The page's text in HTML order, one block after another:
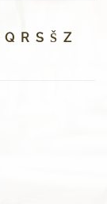
Q R S Š Z